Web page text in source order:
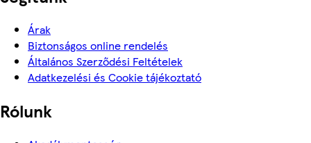
Árak
Biztonságos online rendelés
Általános Szerződési Feltételek
Adatkezelési és Cookie tájékoztató
Rólunk